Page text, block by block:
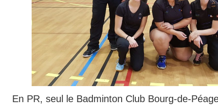
En PR, seul le Badminton Club Bourg-de-